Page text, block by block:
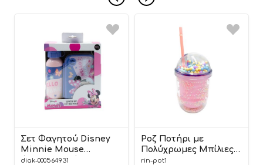
Σετ Φαγητού Disney
Minnie Mouse
Φαγητοδοχείο 800ml-
diak-000564931
Ροζ Ποτήρι με
Πολύχρωμες Μπίλιες
30,5x10cm | ΠΟΤ1
rin-pot1